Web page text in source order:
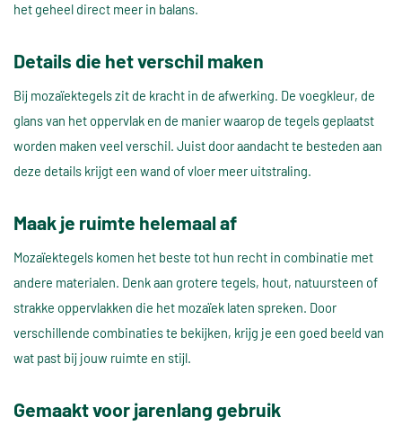
het geheel direct meer in balans.
Details die het verschil maken
Bij mozaïektegels zit de kracht in de afwerking. De voegkleur, de
glans van het oppervlak en de manier waarop de tegels geplaatst
worden maken veel verschil. Juist door aandacht te besteden aan
deze details krijgt een wand of vloer meer uitstraling.
Maak je ruimte helemaal af
Mozaïektegels komen het beste tot hun recht in combinatie met
andere materialen. Denk aan grotere tegels, hout, natuursteen of
strakke oppervlakken die het mozaïek laten spreken. Door
verschillende combinaties te bekijken, krijg je een goed beeld van
wat past bij jouw ruimte en stijl.
Gemaakt voor jarenlang gebruik